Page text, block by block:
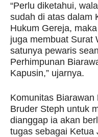
“Perlu diketahui,
sudah di atas dalam
Hukum Gereja,
juga membuat Surat
satunya pewaris
Perhimpunan
Kapusin,” ujarnya.
Komunitas
Bruder Steph untuk
dianggap ia akan
tugas sebagai Ketua